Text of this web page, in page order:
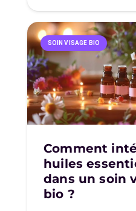
SOIN VISAGE BIO
Comment
huiles
dans un soin
bio ?